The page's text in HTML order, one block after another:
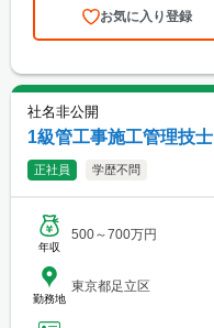
お気に入り登録
社名非公開
1級管工事施工管理技士
正社員 学歴不問
年収
500～700万円
勤務地
東京都足立区